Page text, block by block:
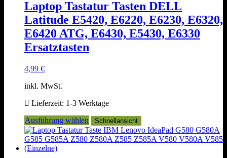
auf.
Die
Optionen
können
auf
Laptop Tastatur Tasten DELL
Latitude E5420, E6220, E6230, E6320,
E6420 ATG, E6430, E5430, E6330
Ersatztasten
4,99 €
inkl. MwSt.
Lieferzeit: 1-3 Werktage
Ausführung wählen
Dieses
Produkt
weist
Schnellansicht